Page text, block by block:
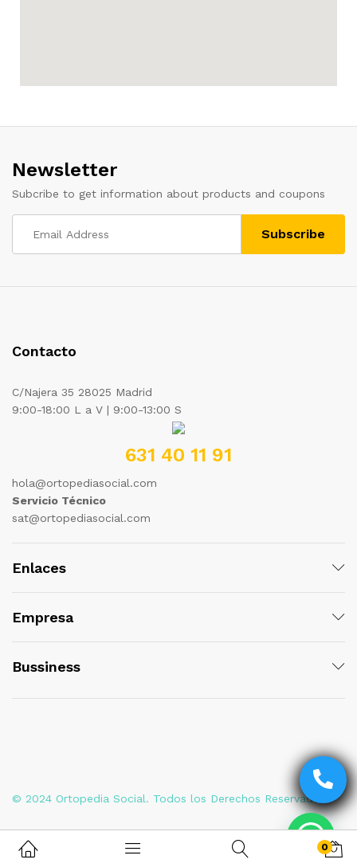
Newsletter
Subcribe to get information about products and coupons
Contacto
C/Najera 35 28025 Madrid
9:00-18:00 L a V | 9:00-13:00 S
631 40 11 91
hola@ortopediasocial.com
Servicio Técnico
sat@ortopediasocial.com
Enlaces
Empresa
Bussiness
© 2024 Ortopedia Social. Todos los Derechos Reservados
0